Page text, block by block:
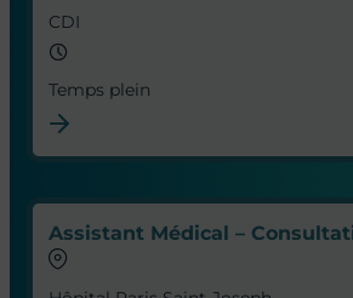
CDI
Temps plein
Assistant Médical –